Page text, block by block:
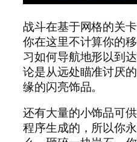
战斗在基于网格的关
你在这里不计算你的
习如何导航地形以到
论是从远处瞄准讨厌
缘的闪亮饰品。
还有大量的小饰品可
程序生成的，所以你